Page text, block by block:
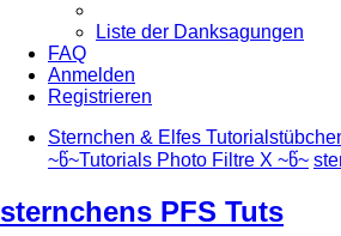
Liste der Danksagungen
FAQ
Anmelden
Registrieren
Sternchen & Elfes
~წ~Tutorials Photo Filtre X ~წ~
sternchens PFS Tuts